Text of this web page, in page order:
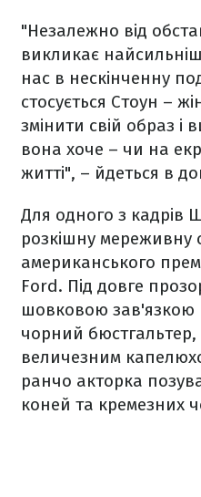
"Незалежно від
викликає
нас в нескінченну
стосується Стоун –
змінити свій образ і
вона хоче – чи на
житті", – йдеться в
Для одного з кадрів
розкішну мереживну
американського
Ford. Під довге
шовковою зав'язкою
чорний
величезним
ранчо акторка
коней та кремезних